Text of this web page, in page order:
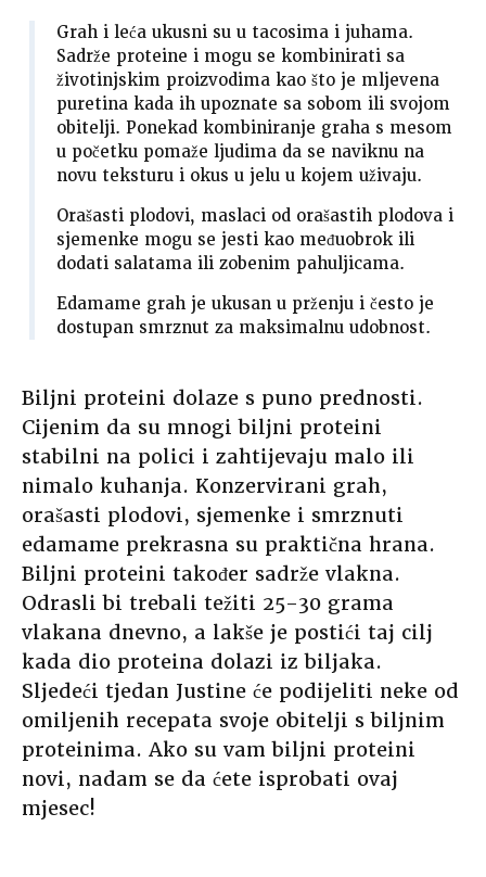
Grah i leća ukusni su u tacosima i juhama.
Sadrže proteine i mogu se kombinirati sa
životinjskim proizvodima kao što je mljevena
puretina kada ih upoznate sa sobom ili svojom
obitelji. Ponekad kombiniranje graha s mesom
u početku pomaže ljudima da se naviknu na
novu teksturu i okus u jelu u kojem uživaju.
Orašasti plodovi, maslaci od orašastih plodova i
sjemenke mogu se jesti kao međuobrok ili
dodati salatama ili zobenim pahuljicama.
Edamame grah je ukusan u prženju i često je
dostupan smrznut za maksimalnu udobnost.
Biljni proteini dolaze s puno prednosti.
Cijenim da su mnogi biljni proteini
stabilni na polici i zahtijevaju malo ili
nimalo kuhanja. Konzervirani grah,
orašasti plodovi, sjemenke i smrznuti
edamame prekrasna su praktična hrana.
Biljni proteini također sadrže vlakna.
Odrasli bi trebali težiti 25-30 grama
vlakana dnevno, a lakše je postići taj cilj
kada dio proteina dolazi iz biljaka.
Sljedeći tjedan Justine će podijeliti neke od
omiljenih recepata svoje obitelji s biljnim
proteinima. Ako su vam biljni proteini
novi, nadam se da ćete isprobati ovaj
mjesec!